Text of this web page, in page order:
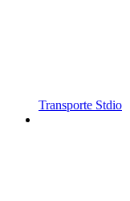
Transporte Stdio